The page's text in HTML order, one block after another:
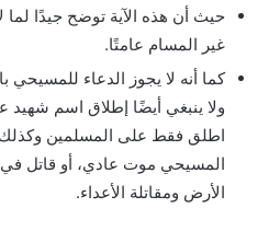
حيث أن هذه الآية توضح جيدًا لما
غير المسام عامتًا.
كما أنه لا يجوز الدعاء للمسيحي
ولا ينبغي أيضًا إطلاق اسم شهيد
اطلق فقط على المسلمين
المسيحي موت عادي، أو قاتل في
الأرض ومقاتلة الأعداء.